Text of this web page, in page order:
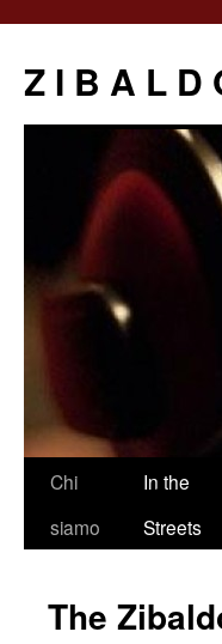
Z I B A L D
Saltar
Chi
siamo
In the
Streets
The